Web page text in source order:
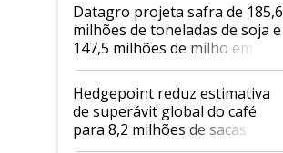
Datagro projeta safra de 185,6
milhões de toneladas de soja e
147,5 milhões de milho em
2026/27
Hedgepoint reduz estimativa
de superávit global do café
para 8,2 milhões de sacas